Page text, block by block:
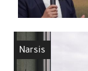
Narsis